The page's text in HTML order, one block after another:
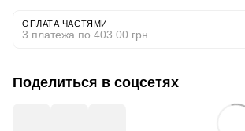
ОПЛАТА ЧАСТЯМИ
3 платежа по 403.00 грн
Поделиться в соцсетях